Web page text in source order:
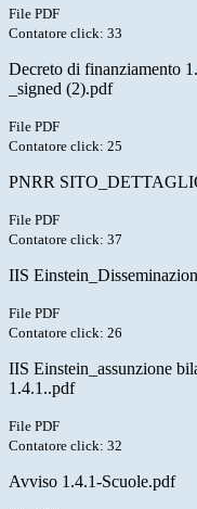
File PDF
Contatore click: 33
Decreto di finanziamento
_signed (2).pdf
File PDF
Contatore click: 25
PNRR
File PDF
Contatore click: 37
IIS
File PDF
Contatore click: 26
IIS Einstein_assunzione
1.4.1..pdf
File PDF
Contatore click: 32
Avviso 1.4.1-Scuole.pdf